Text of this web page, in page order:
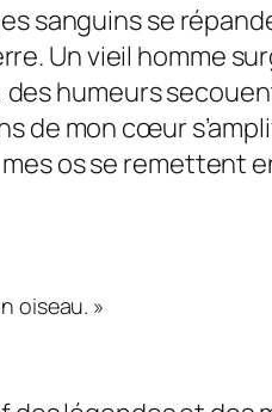
sanguins se
Un vieil homme
des humeurs
de mon cœur
os se remettent
oiseau. »